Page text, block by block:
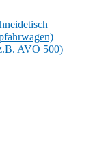
AVO 500)